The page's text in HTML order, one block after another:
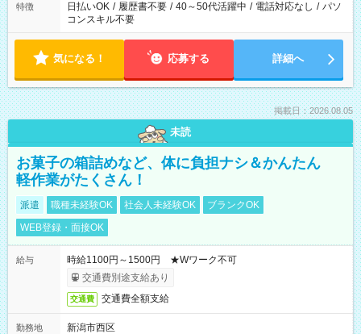
特徴 日払いOK / 履歴書不要 / 40～50代活躍中 / 電話対応なし / パソ
コンスキル不要
気になる！ 応募する 詳細へ
掲載日：2026.08.05
未読
お菓子の箱詰めなど、体に負担ナシ＆かんたん
軽作業がたくさん！
派遣 職種未経験OK 社会人未経験OK
ブランクOK
WEB登録・面接OK
給与
時給1100円～1500円 ★Wワーク不可
交通費別途支給あり
交通費 交通費全額支給
勤務地
新潟市西区